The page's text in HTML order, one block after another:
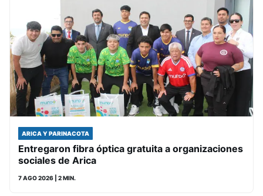
ARICA Y PARINACOTA
Entregaron fibra óptica gratuita a organizaciones
sociales de Arica
7 AGO 2026 | 2 MIN.